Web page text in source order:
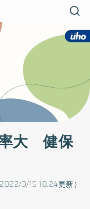
大 健保
3/15 18:24更新）